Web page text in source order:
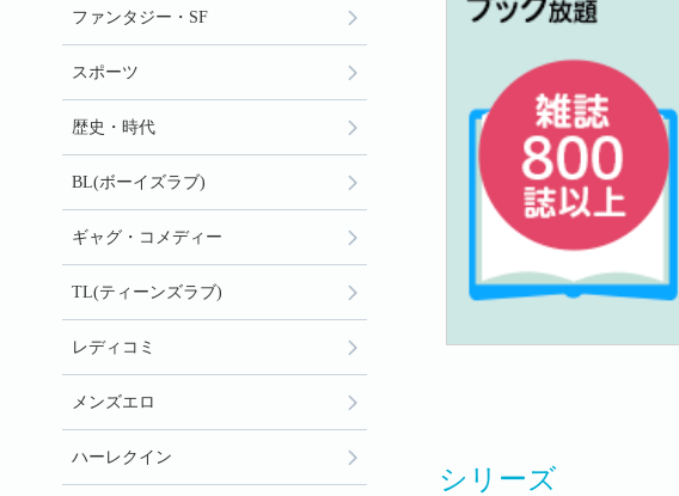
シリーズ
ファンタジー・SF
スポーツ
歴史・時代
BL(ボーイズラブ)
ギャグ・コメディー
TL(ティーンズラブ)
レディコミ
メンズエロ
ハーレクイン